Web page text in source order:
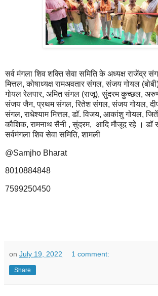
सर्व मंगला शिव शक्ति सेवा समिति के अध्यक्ष राजेंद्र
मित्तल, कोषाध्यक्ष रामअवतार संगल, संजय गोयल
गोयल रेलपार, अमित संगल (राजू), सुंदरम कुच्छल,
संजय जैन, प्रथम संगल, रितेश संगल, संजय गोयल,
संगल, राधेश्याम मित्तल, डॉ. विजय, आकांशु गोयल,
कौशिक, रामनाथ सैनी , सुंदरम, आदि मौजूद रहे । डॉ
सर्वमंगला शिव सेवा समिति, शामली
@Samjho Bharat
8010884848
7599250450
on July 19, 2022 1 comment:
Share